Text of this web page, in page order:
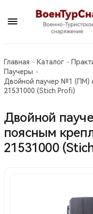
Главная Каталог
Паучеры
Двойной паучер №1 (ПМ)
21531000 (Stich Profi)
Двойной
поясным
21531000